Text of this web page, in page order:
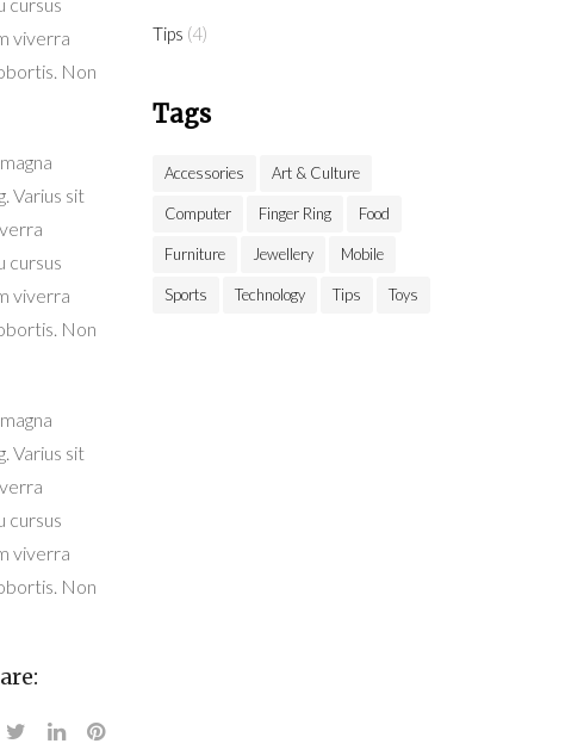
viverra
Non
Varius sit
cursus
viverra
Non
Varius sit
cursus
viverra
Non
Tips (4)
Tags
Accessories Art & Culture
Computer Finger Ring Food
Furniture Jewellery Mobile
Sports Technology Tips Toys